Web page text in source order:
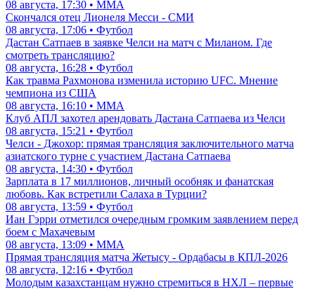
08 августа, 17:30 • ММА
Скончался отец Лионеля Месси - СМИ
08 августа, 17:06 • Футбол
Дастан Сатпаев в заявке Челси на матч с Миланом. Где
смотреть трансляцию?
08 августа, 16:28 • Футбол
Как травма Рахмонова изменила историю UFC. Мнение
чемпиона из США
08 августа, 16:10 • ММА
Клуб АПЛ захотел арендовать Дастана Сатпаева из Челси
08 августа, 15:21 • Футбол
Челси - Джохор: прямая трансляция заключительного матча
азиатского турне с участием Дастана Сатпаева
08 августа, 14:30 • Футбол
Зарплата в 17 миллионов, личный особняк и фанатская
любовь. Как встретили Салаха в Турции?
08 августа, 13:59 • Футбол
Иан Гэрри отметился очередным громким заявлением перед
боем с Махачевым
08 августа, 13:09 • ММА
Прямая трансляция матча Жетысу - Ордабасы в КПЛ-2026
08 августа, 12:16 • Футбол
Молодым казахстанцам нужно стремиться в НХЛ – первые